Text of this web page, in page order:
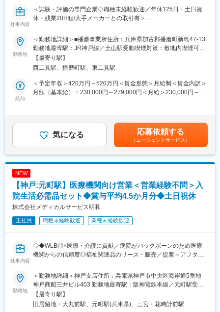
◎将来的には店長として、店舗・人・地域をまとめる立場を目指
せる
です。
＼レデイ薬局の魅力／
■現場から店舗運営まで段階的に成長できる環境：
として店舗運営やマネジメントに挑戦できます。
信頼される存在として働けます。
■安定した経営基盤のもと、長期的なキャリア形成が可能：
ツルハグループの一員として安定した基盤があり、腰を据えてキ
職場での困りごとや意見を、労働組合を通じて会社に届けること
ができ、声を上げやすい環境があります。
＜数字で見るレデイ薬局＞
・男女比＝5：5
・平均有給取得日数：9.6日
仕事内容
＜試験・評価の専門企業◇職種未経験歓迎／年休125日・土日祝
休・残業20H程/大手メーカーとの取引有＞
■業務内容：発電施設、自動車、航空機などに用いられる各種工業
材料の試験評価業務を担当いただきます。主に、化学試験（環境
試験・腐食試験・化工試験・電池評価試験）をお任せ致します。
■業務詳細：
【業務内容】
・電池評価試験（次世代エネルギーの安全性確認）： 充放電装
置、熱衝撃試験機、振動試験機などを駆使した特性評価。過酷な
環境下での電池の挙動を数値化し、安全性を支えます。
（GC）や質量分析計（GCMS）を用いた化学分析。目に見えない
成分を特定し、品質の裏付けを行います。
り、化学試験と物性試験（名7名）で担当が分かれています。今回
・社会貢献…発電所、航空機、自動車などでは、部材が破損する
と大きな事故に繋がり、多くの人命が危険に晒されてしまいま
同社の仕事は社会に必要不可欠なものです。
・材料試験の面白み…一口に材料といっても、その特徴や性質は
多岐にわたります。一見同じような材料でも、少し組成が変わっ
たり、介在物を含んだりすることで、全く異なる性質を示しま
勤務地
＜勤務地詳細＞■播磨事業所住所：兵庫県加古郡播磨町新島47-13
勤務地最寄駅：JR神戸線／土山駅受動喫煙対策：敷地内喫煙可能
場所あり
【最寄り駅】
西二見駅、播磨町駅、東二見駅
給与
＜予定年収＞420万円～520万円＜賃金形態＞月給制＜賃金内訳＞
月額（基本給）：230,000円～279,000円＜月給＞230,000円～
賃金はあくまでも目安の金額であり、選考を通じて上下する可能
性があります。月給(月額)は固定手当を含めた表記です。
気になる 応募依頼する
（エージェントサービス）
NEW
【神戸:元町駅】医療機関向け営業＜営業経験不問＞入
院生活必需品セット◆賞与平均4.5か月分◆土日祝休
株式会社メディカルサービス明和
正社員 職種未経験歓迎 業種未経験歓迎
仕事内容
◇◆WLB◎×医療・介護に貢献／病院がバックボーンのため医療
機関からの信頼度◎福祉関連品のリース・販売／提案～アフター
績急成長中◆◇
＼求人のPOINT／
【未経験OK！】
まずは先輩社員に同行し、商品知識をつけていただくところから
勤務地
＜勤務地詳細＞神戸支店住所：兵庫県神戸市中央区海岸通5番地
神戸商船三井ビル403 勤務地最寄駅：阪神電鉄本線／元町駅受動
喫煙対策：屋内全面禁煙
【最寄り駅】
旧居留地・大丸前駅、元町駅(兵庫県)、三宮・花時計前駅